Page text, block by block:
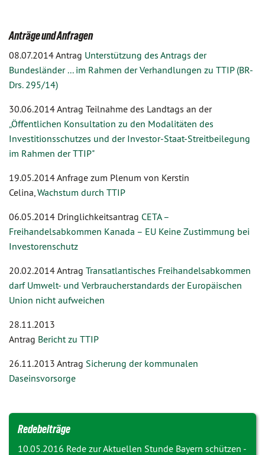
Anträge und Anfragen
08.07.2014 Antrag Unterstützung des Antrags der
Bundesländer ... im Rahmen der Verhandlungen zu TTIP (BR-
Drs. 295/14)
30.06.2014 Antrag Teilnahme des Landtags an der
„Öffentlichen Konsultation zu den Modalitäten des
Investitionsschutzes und der Investor-Staat-Streitbeilegung
im Rahmen der TTIP"
19.05.2014 Anfrage zum Plenum von Kerstin
Celina,Wachstum durch TTIP
06.05.2014 Dringlichkeitsantrag CETA –
Freihandelsabkommen Kanada – EU Keine Zustimmung bei
Investorenschutz
20.02.2014 Antrag Transatlantisches Freihandelsabkommen
darf Umwelt- und Verbraucherstandards der Europäischen
Union nicht aufweichen
28.11.2013
Antrag Bericht zu TTIP
26.11.2013 Antrag Sicherung der kommunalen
Daseinsvorsorge
Redebeiträge
10.05.2016 Rede zur Aktuellen Stunde Bayern schützen -